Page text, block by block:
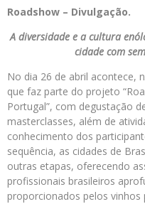
Roadshow – Divulgação.
A diversidade e a cultura
cidade com
No dia 26 de abril acontece,
que faz parte do projeto
Portugal”, com degustação
masterclasses, além de
conhecimento dos
sequência, as cidades de
outras etapas, oferecendo
profissionais brasileiros
proporcionados pelos vinhos